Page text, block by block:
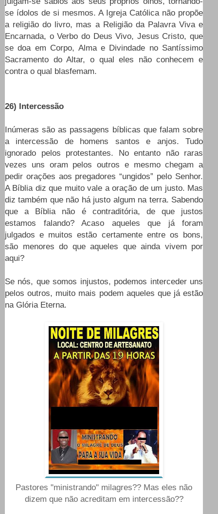
se ídolos de si mesmos. A Igreja Católica não propõe
a religião do livro, mas a Religião da Palavra Viva e
Encarnada, o Verbo do Deus Vivo, Jesus Cristo, que
se doa em Corpo, Alma e Divindade no Santíssimo
Sacramento do Altar, o qual eles não conhecem e
contra o qual blasfemam.
26) Intercessão
Inúmeras são as passagens bíblicas que falam sobre
a intercessão de homens santos e anjos. Tudo
ignorado pelos protestantes. No entanto não raras
vezes uns oram pelos outros e mesmo chegam a
pedir orações aos pregadores “ungidos” pelo Senhor.
A Bíblia diz que muito vale a oração de um justo. Mas
diz também que não há justo algum na terra. Sabendo
que a Bíblia não é contraditória, de que justos
estamos falando? Acaso aqueles que já foram
julgados e muitos estão certamente entre os bons,
são menores do que aqueles que ainda vivem por
aqui?
Se nós, que somos injustos, podemos interceder uns
pelos outros, muito mais podem aqueles que já estão
na Glória Eterna.
Pastores "ministrando" milagres?? Mas eles não
dizem que não acreditam em intercessão??